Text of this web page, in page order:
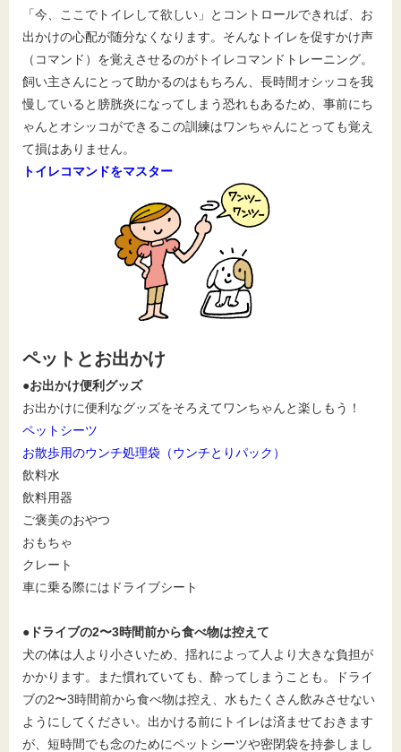
「今、ここでトイレして欲しい」とコントロールできれば、お
出かけの心配が随分なくなります。そんなトイレを促すかけ声
（コマンド）を覚えさせるのがトイレコマンドトレーニング。
飼い主さんにとって助かるのはもちろん、長時間オシッコを我
慢していると膀胱炎になってしまう恐れもあるため、事前にち
ゃんとオシッコができるこの訓練はワンちゃんにとっても覚え
て損はありません。
トイレコマンドをマスター
ペットとお出かけ
●お出かけ便利グッズ
お出かけに便利なグッズをそろえてワンちゃんと楽しもう！
ペットシーツ
お散歩用のウンチ処理袋（ウンチとりパック）
飲料水
飲料用器
ご褒美のおやつ
おもちゃ
クレート
車に乗る際にはドライブシート
●ドライブの2〜3時間前から食べ物は控えて
犬の体は人より小さいため、揺れによって人より大きな負担が
かかります。また慣れていても、酔ってしまうことも。ドライ
ブの2〜3時間前から食べ物は控え、水もたくさん飲みさせない
ようにしてください。出かける前にトイレは済ませておきます
が、短時間でも念のためにペットシーツや密閉袋を持参しまし